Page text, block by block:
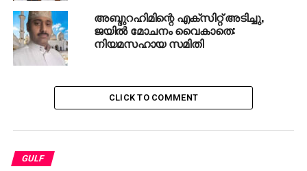
അബ്ദുറഹിമിന്റെ എക്‌സിറ്റ് അടിച്ചു,
ജയില്‍ മോചനം വൈകാതെ:
നിയമസഹായ സമിതി
CLICK TO COMMENT
GULF